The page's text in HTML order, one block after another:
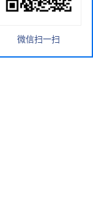
微信扫一扫